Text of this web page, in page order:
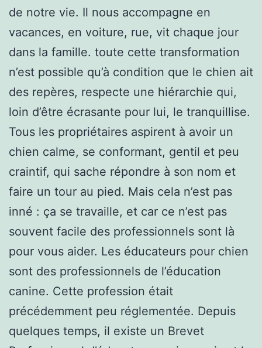
de notre vie. Il nous accompagne en
vacances, en voiture, rue, vit chaque jour
dans la famille. toute cette transformation
n’est possible qu’à condition que le chien ait
des repères, respecte une hiérarchie qui,
loin d’être écrasante pour lui, le tranquillise.
Tous les propriétaires aspirent à avoir un
chien calme, se conformant, gentil et peu
craintif, qui sache répondre à son nom et
faire un tour au pied. Mais cela n’est pas
inné : ça se travaille, et car ce n’est pas
souvent facile des professionnels sont là
pour vous aider. Les éducateurs pour chien
sont des professionnels de l’éducation
canine. Cette profession était
précédemment peu réglementée. Depuis
quelques temps, il existe un Brevet